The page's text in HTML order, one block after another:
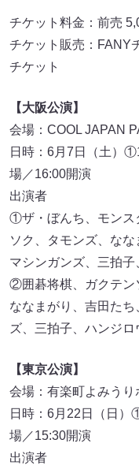
チケット料金：前売
チケット販売：FANY
チケット
【大阪公演】
会場：COOL JAPAN
日時：6月7日（土）
場／16:00開演
出演者
①ザ・ぼんち、モンス
ソク、タモンズ、なな
マシンガンズ、三拍子
②囲碁将棋、ガクテン
ななまがり、吉田た
ズ、三拍子、ハンジロ
【東京公演】
会場：有楽町よみうり
日時：6月22日（日
場／15:30開演
出演者